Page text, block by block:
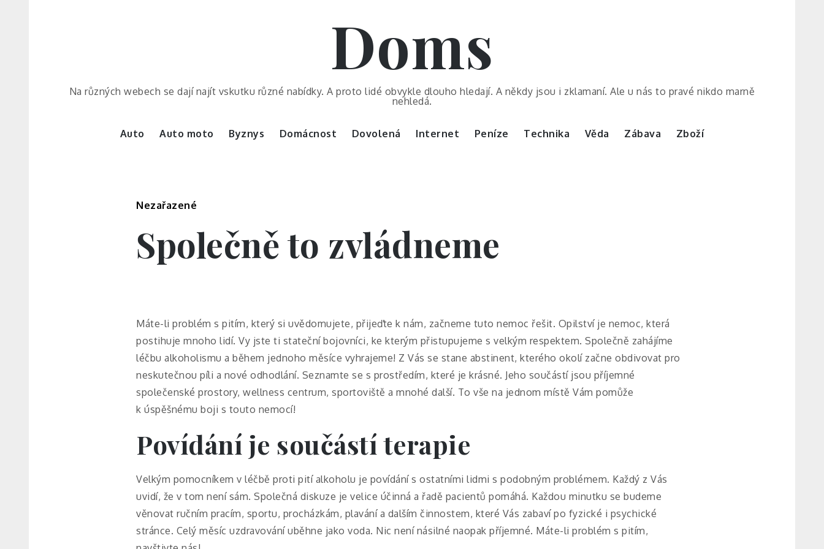
Doms
Na různých webech se dají najít vskutku různé nabídky. A proto lidé obvykle dlouho hledají. A někdy jsou i zklamaní. Ale u nás to pravé nikdo marně
nehledá.
Auto Auto moto Byznys Domácnost Dovolená Internet Peníze Technika Věda Zábava Zboží
Nezařazené
Společně to zvládneme
Máte-li problém s pitím, který si uvědomujete, přijeďte k nám, začneme tuto nemoc řešit. Opilství je nemoc, která
postihuje mnoho lidí. Vy jste ti stateční bojovníci, ke kterým přistupujeme s velkým respektem. Společně zahájíme
léčbu alkoholismu a během jednoho měsíce vyhrajeme! Z Vás se stane abstinent, kterého okolí začne obdivovat pro
neskutečnou píli a nové odhodlání. Seznamte se s prostředím, které je krásné. Jeho součástí jsou příjemné
společenské prostory, wellness centrum, sportoviště a mnohé další. To vše na jednom místě Vám pomůže
k úspěšnému boji s touto nemocí!
Povídání je součástí terapie
Velkým pomocníkem v léčbě proti pití alkoholu je povídání s ostatními lidmi s podobným problémem. Každý z Vás
uvidí, že v tom není sám. Společná diskuze je velice účinná a řadě pacientů pomáhá. Každou minutku se budeme
věnovat ručním pracím, sportu, procházkám, plavání a dalším činnostem, které Vás zabaví po fyzické i psychické
stránce. Celý měsíc uzdravování uběhne jako voda. Nic není násilné naopak příjemné. Máte-li problém s pitím,